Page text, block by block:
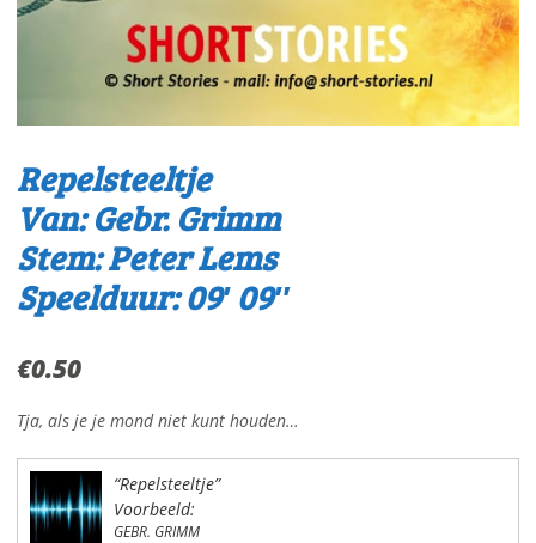
Repelsteeltje
Van: Gebr. Grimm
Stem: Peter Lems
Speelduur: 09′ 09″
€0.50
Tja, als je je mond niet kunt houden…
“Repelsteeltje”
Voorbeeld:
GEBR. GRIMM